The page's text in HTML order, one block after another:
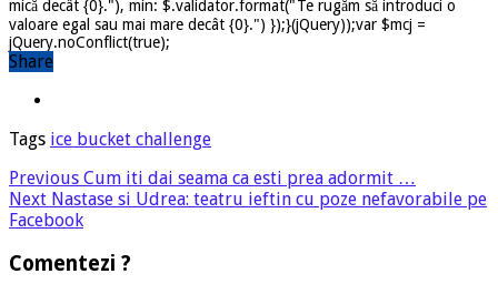
mică decât {0}."), min: $.validator.format("Te rugăm să introduci o
valoare egal sau mai mare decât {0}.") });}(jQuery));var $mcj =
jQuery.noConflict(true);
Share
Tags ice bucket challenge
Previous Cum iti dai seama ca esti prea adormit …
Next Nastase si Udrea: teatru ieftin cu poze nefavorabile pe
Facebook
Comentezi ?